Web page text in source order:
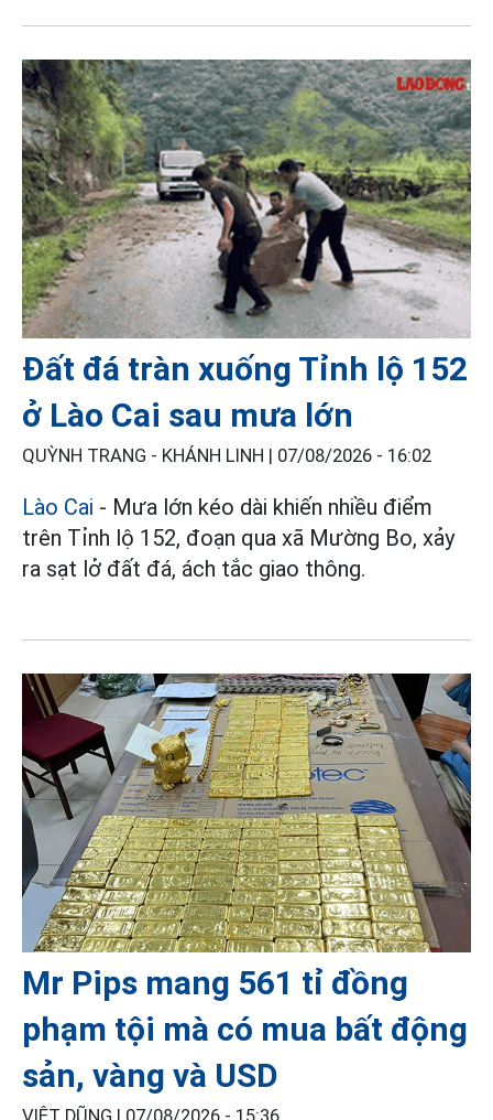
Đất đá tràn xuống Tỉnh lộ 152
ở Lào Cai sau mưa lớn
QUỲNH TRANG - KHÁNH LINH | 07/08/2026 - 16:02
Lào Cai - Mưa lớn kéo dài khiến nhiều điểm
trên Tỉnh lộ 152, đoạn qua xã Mường Bo, xảy
ra sạt lở đất đá, ách tắc giao thông.
Mr Pips mang 561 tỉ đồng
phạm tội mà có mua bất động
sản, vàng và USD
VIỆT DŨNG | 07/08/2026 - 15:36